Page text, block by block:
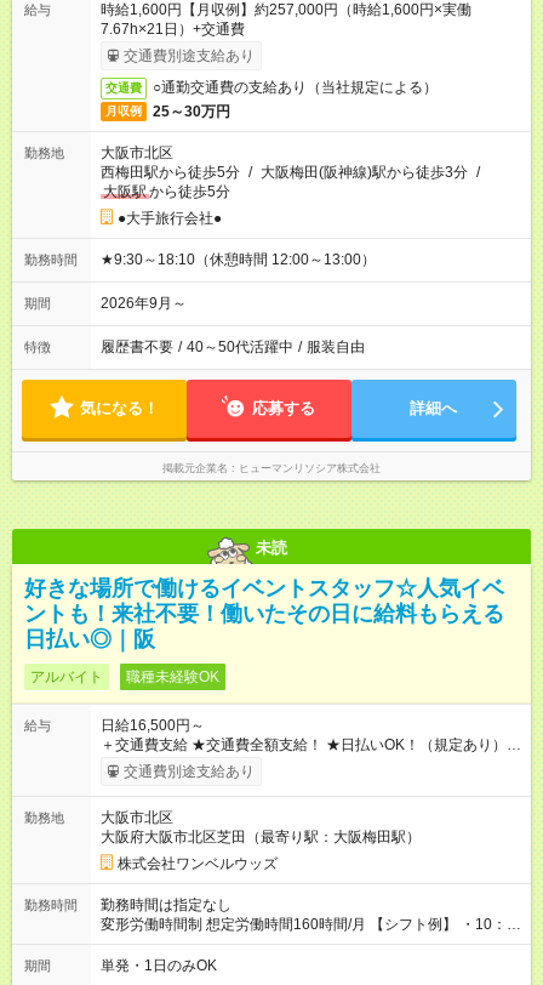
給与
時給1,600円【月収例】約257,000円（時給1,600円×実働
7.67h×21日）+交通費
交通費別途支給あり
交通費 ○通勤交通費の支給あり（当社規定による）
月収例 25～30万円
勤務地
大阪市北区
西梅田駅から徒歩5分 / 大阪梅田(阪神線)駅から徒歩3分 /
大阪駅から徒歩5分
●大手旅行会社●
勤務時間 ★9:30～18:10（休憩時間 12:00～13:00）
期間 2026年9月～
特徴 履歴書不要 / 40～50代活躍中 / 服装自由
気になる！ 応募する 詳細へ
掲載元企業名 ヒューマンリソシア株式会社
未読
好きな場所で働けるイベントスタッフ☆人気イベ
ントも！来社不要！働いたその日に給料もらえる
日払い◎｜阪
アルバイト 職種未経験OK
給与
日給16,500円～
＋交通費支給 ★交通費全額支給！ ★日払いOK！（規定あり） ┗
働いたその日に現金GET♪ お仕事後はコンビニATMから 日払
交通費別途支給あり
勤務地
大阪市北区
大阪府大阪市北区芝田（最寄り駅：大阪梅田駅）
株式会社ワンベルウッズ
勤務時間
勤務時間は指定なし
変形労働時間制 想定労働時間160時間/月 【シフト例】 ・10：
00～20：00
期間 単発・1日のみOK